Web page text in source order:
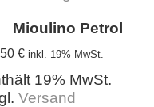
Mioulino Petrol
€ inkl. 19% MwSt.
19% MwSt.
Versand